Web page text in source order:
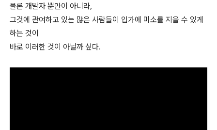
물론 개발자 뿐만이 아니라,
그것에 관여하고 있는 많은 사람들이 입가에 미소를 지을 수 있게
하는 것이
바로 이러한 것이 아닐까 싶다.